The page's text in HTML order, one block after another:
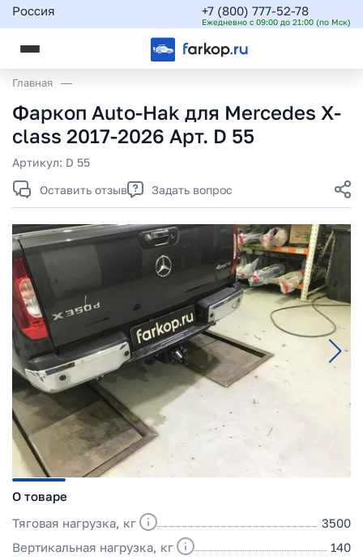
Россия +7 (800) 777-52-78
Ежедневно с 09:00 до 21:00 (по Мск)
Главная
Фаркоп Auto-Hak для Mercedes X-
class 2017-2026 Арт. D 55
Артикул: D 55
Оставить отзыв
Задать вопрос
О товаре
Тяговая нагрузка, кг
3500
Вертикальная нагрузка, кг
140